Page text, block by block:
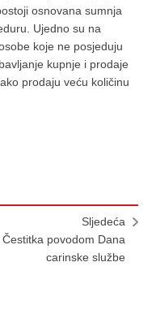
osnovana sumnja
Ujedno su na
koje ne posjeduju
kupnje i prodaje
prodaju veću količinu
Sljedeća
Čestitka povodom Dana
carinske službe